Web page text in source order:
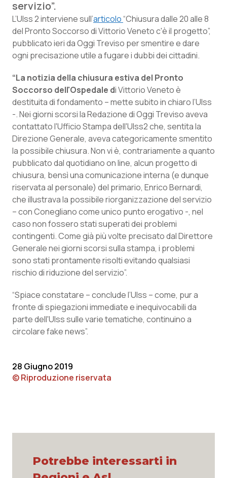
Basilicata
Calabria
Campania
Emilia-Romagna
Friuli Venezia Giulia
Lazio
Liguria
Lombardia
Marche
Molise
Piemonte
Provincia Autonoma di Bolzano
Provincia Autonoma di Trento
Sardegna
Artrite & artrosi
Asma & BPCO
Car-T
Colesterolo & coronaropatie
Dermatite Atopica
Diabete & glucometri
Disturbi dell’umore
Dolore
Donna & Salute
Epatiti
HIV
Infezioni & Febbre
Ipertensione & Scompenso
Malattia di Crohn & Rettocolite Ulcerosa
servizio”.
L’Ulss 2 interviene sull’articolo“Chiusura dalle 20 alle 8
del Pronto Soccorso di Vittorio Veneto c'è il progetto”,
pubblicato ieri daOggi Treviso per smentire e dare
ogni precisazione utile a fugare i dubbi dei cittadini.
“La notizia della chiusura estiva del Pronto
Soccorso dell'Ospedale di Vittorio Veneto è
destituita di fondamento – mette subito in chiaro l’Ulss
-. Nei giorni scorsi la Redazione di Oggi Treviso aveva
contattato l'Ufficio Stampa dell'Ulss2 che, sentita la
Direzione Generale, aveva categoricamente smentito
la possibile chiusura. Non vi è, contrariamente a quanto
pubblicato dal quotidiano on line, alcun progetto di
chiusura, bensì una comunicazione interna (e dunque
riservata al personale) del primario, Enrico Bernardi,
che illustrava la possibile riorganizzazione del servizio
– con Conegliano come unico punto erogativo -, nel
caso non fossero stati superati dei problemi
contingenti. Come già più volte precisato dal Direttore
Generale nei giorni scorsi sulla stampa, i problemi
sono stati prontamente risolti evitando qualsiasi
rischio di riduzione del servizio”.
“Spiace constatare – conclude l’Ulss – come, pur a
fronte di spiegazioni immediate e inequivocabili da
parte dell'Ulss sulle varie tematiche, continuino a
circolare fake news”.
28 Giugno 2019
© Riproduzione riservata
Potrebbe interessarti in